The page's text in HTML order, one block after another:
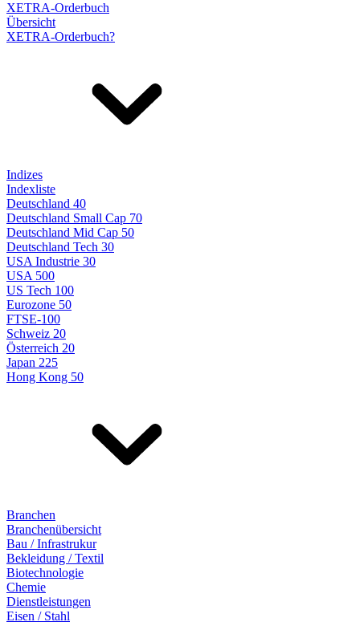
XETRA-Orderbuch
Übersicht
XETRA-Orderbuch?
Indizes
Indexliste
Deutschland 40
Deutschland Small Cap 70
Deutschland Mid Cap 50
Deutschland Tech 30
USA Industrie 30
USA 500
US Tech 100
Eurozone 50
FTSE-100
Schweiz 20
Österreich 20
Japan 225
Hong Kong 50
Branchen
Branchenübersicht
Bau / Infrastrukur
Bekleidung / Textil
Biotechnologie
Chemie
Dienstleistungen
Eisen / Stahl